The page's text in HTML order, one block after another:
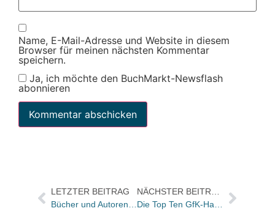
Name, E-Mail-Adresse und Website in diesem
Browser für meinen nächsten Kommentar
speichern.
Ja, ich möchte den BuchMarkt-Newsflash
abonnieren
LETZTER BEITRAG